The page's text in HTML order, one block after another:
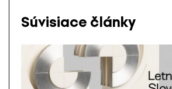
Súvisiace články